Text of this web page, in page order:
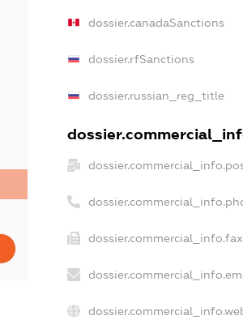
dossier.canadaSanctions
dossier.rfSanctions
dossier.russian_reg_title
dossier.commercial_info.fax